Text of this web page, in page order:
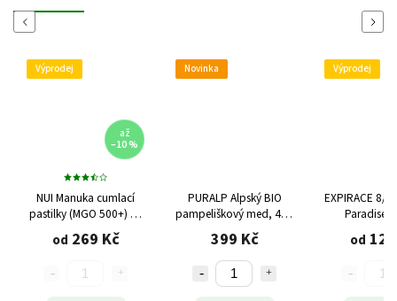
Previous
Výprodej
až
–10 %
NUI Manuka cumlací
pastilky (MGO 500+) 16
ks (45 g), různé příchutě
od 269 Kč
Novinka
PURALP Alpský BIO
pampeliškový med, 400
g (CZ-BIO-002)
399 Kč
Výprodej
EXPIRACE 8/
Paradise
(březový
od
Next